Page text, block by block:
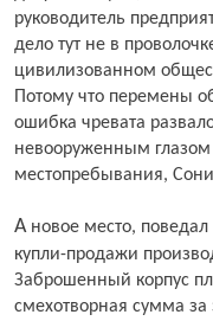
руководитель
дело тут не в
цивилизованном
Потому что перемены
ошибка чревата
невооруженным глазом
местопребывания,
А новое место, поведал Игорь Чебурахин, уже ни для кого не секрет. Имеется договор
купли-продажи
Заброшенный корпус
смехотворная сумма за